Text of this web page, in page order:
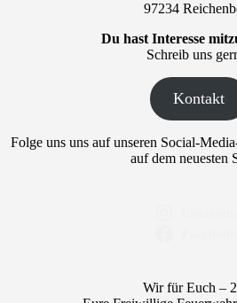
97234
Du hast Interesse
Schreib uns
Kontakt
Folge uns uns auf unseren Social-
auf dem neuesten
Wir für Euch –